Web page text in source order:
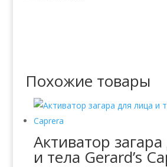
Похожие товары
Активатор
и тела Gerard’s